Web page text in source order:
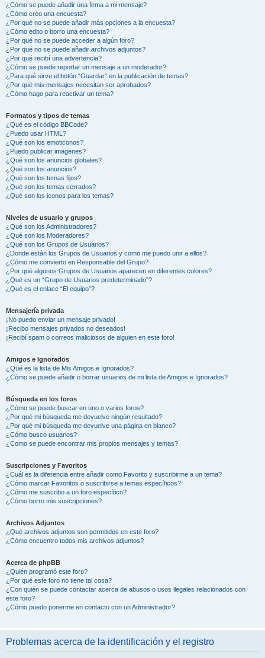
¿Cómo se puede añadir una firma a mi mensaje?
¿Cómo creo una encuesta?
¿Por qué no se puede añadir más opciones a la encuesta?
¿Cómo edito o borro una encuesta?
¿Por qué no se puede acceder a algún foro?
¿Por qué no se puede añadir archivos adjuntos?
¿Por qué recibí una advertencia?
¿Cómo se puede reportar un mensaje a un moderador?
¿Para qué sirve el botón “Guardar” en la publicación de temas?
¿Por qué mis mensajes necesitan ser aprobados?
¿Cómo hago para reactivar un tema?
Formatos y tipos de temas
¿Qué es el código BBCode?
¿Puedo usar HTML?
¿Qué son los emoticonos?
¿Puedo publicar imagenes?
¿Qué son los anuncios globales?
¿Qué son los anuncios?
¿Qué son los temas fijos?
¿Qué son los temas cerrados?
¿Qué son los iconos para los temas?
Niveles de usuario y grupos
¿Qué son los Administradores?
¿Qué son los Moderadores?
¿Qué son los Grupos de Usuarios?
¿Donde están los Grupos de Usuarios y como me puedo unir a ellos?
¿Cómo me convierto en Responsable del Grupo?
¿Por qué algunos Grupos de Usuarios aparecen en diferentes colores?
¿Qué es un “Grupo de Usuarios predeterminado”?
¿Qué es el enlace “El equipo”?
Mensajería privada
¡No puedo enviar un mensaje privado!
¡Recibo mensajes privados no deseados!
¡Recibí spam o correos maliciosos de alguien en este foro!
Amigos e Ignorados
¿Qué es la lista de Mis Amigos e Ignorados?
¿Cómo se puede añadir o borrar usuarios de mi lista de Amigos e Ignorados?
Búsqueda en los foros
¿Cómo se puede buscar en uno o varios foros?
¿Por qué mi búsqueda me devuelve ningún resultado?
¿Por qué mi búsqueda me devuelve una página en blanco?
¿Cómo busco usuarios?
¿Como se puede encontrar mis propios mensajes y temas?
Suscripciones y Favoritos
¿Cuál es la diferencia entre añadir como Favorito y suscribirme a un tema?
¿Cómo marcar Favoritos o suscribirse a temas específicos?
¿Cómo me suscribo a un foro específico?
¿Cómo borro mis suscripciones?
Archivos Adjuntos
¿Qué archivos adjuntos son permitidos en este foro?
¿Cómo encuentro todos mis archivos adjuntos?
Acerca de phpBB
¿Quién programó este foro?
¿Por qué este foro no tiene tal cosa?
¿Con quién se puede contactar acerca de abusos o usos ilegales relacionados con
este foro?
¿Cómo puedo ponerme en contacto con un Administrador?
Problemas acerca de la identificación y el registro